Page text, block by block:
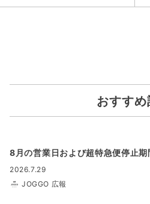
おすすめ
8月の営業日および超特急便停止
2026.7.29
JOGGO 広報